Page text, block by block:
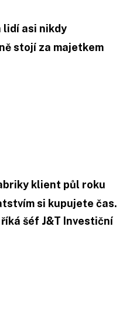
lidí asi nikdy
stojí za majetkem
klient půl roku
si kupujete čas.
šéf J&T Investiční